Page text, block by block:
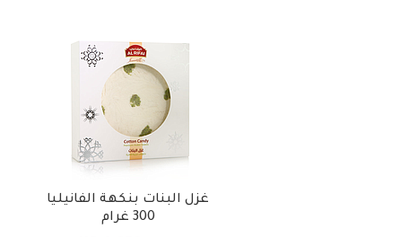
غزل البنات بنكهة الفانيليا
300 غرام